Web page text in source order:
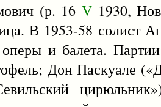
(р. 16V 1930,
В 1953-58 солист
оперы и балета.
Дон Паскуале